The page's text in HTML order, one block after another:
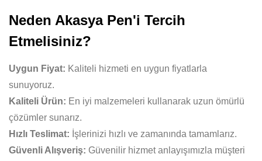
Neden Akasya Pen'i Tercih
Etmelisiniz?
Uygun Fiyat: Kaliteli hizmeti en uygun fiyatlarla
sunuyoruz.
Kaliteli Ürün: En iyi malzemeleri kullanarak uzun ömürlü
çözümler sunarız.
Hızlı Teslimat: İşlerinizi hızlı ve zamanında tamamlarız.
Güvenli Alışveriş: Güvenilir hizmet anlayışımızla müşteri